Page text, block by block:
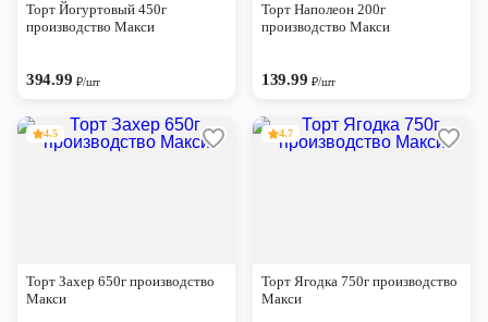
Торт Йогуртовый 450г
производство Макси
394.99 ₽/шт
Торт Наполеон 200г
производство Макси
139.99 ₽/шт
4.5
Торт Захер 650г производство
Макси
4.7
Торт Ягодка 750г производство
Макси